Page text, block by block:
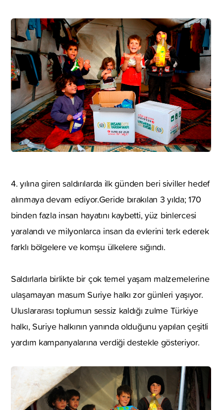
4. yılına giren saldırılarda ilk günden beri siviller hedef
alınmaya devam ediyor.Geride bırakılan 3 yılda; 170
binden fazla insan hayatını kaybetti, yüz binlercesi
yaralandı ve milyonlarca insan da evlerini terk ederek
farklı bölgelere ve komşu ülkelere sığındı.
Saldırlarla birlikte bir çok temel yaşam malzemelerine
ulaşamayan masum Suriye halkı zor günleri yaşıyor.
Uluslararası toplumun sessiz kaldığı zulme Türkiye
halkı, Suriye halkının yanında olduğunu yapılan çeşitli
yardım kampanyalarına verdiği destekle gösteriyor.